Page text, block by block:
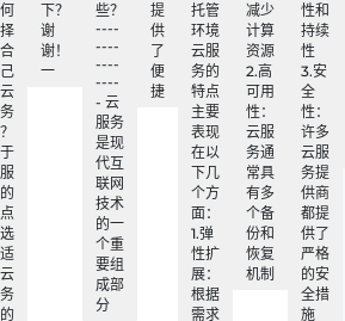
下？
谢
谢！
一
些？
----
----
----
----
- 云
服务
是现
代互
联网
技术
的一
个重
要组
成部
分
提
供
了
便
捷
托管
环境
云服
务的
特点
主要
表现
在以
下几
个方
面：
1.弹
性扩
展：
根据
需求
减少
计算
资源
2.高
可用
性：
云服
务通
常具
有多
个备
份和
恢复
机制
性和
持续
性
3.安
全
性：
许多
云服
务提
供商
都提
供了
严格
的安
全措
施